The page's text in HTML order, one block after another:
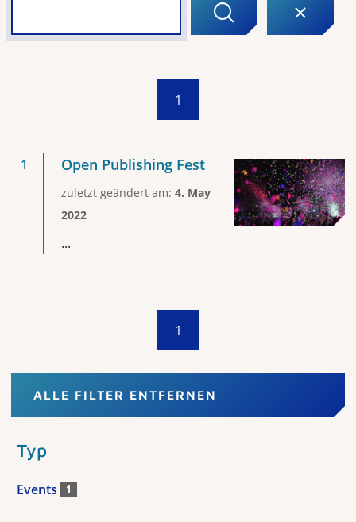
1
Open Publishing Fest
zuletzt geändert am: 4. May
2022
...
1
ALLE FILTER ENTFERNEN
Typ
Events 1